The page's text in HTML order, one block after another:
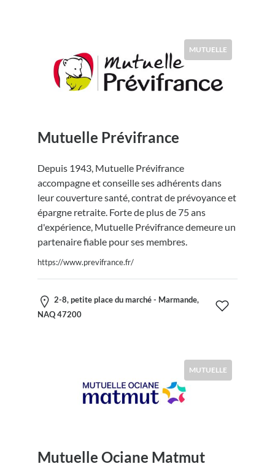
MUTUELLE
Mutuelle Prévifrance
Depuis 1943, Mutuelle Prévifrance
accompagne et conseille ses adhérents dans
leur couverture santé, contrat de prévoyance et
épargne retraite. Forte de plus de 75 ans
d'expérience, Mutuelle Prévifrance demeure un
partenaire fiable pour ses membres.
https://www.previfrance.fr/
2-8, petite place du marché - Marmande,
NAQ 47200
MUTUELLE
Mutuelle Ociane Matmut